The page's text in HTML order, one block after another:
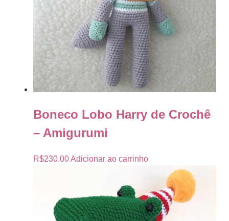
Boneco Lobo Harry de Crochê
– Amigurumi
R$230.00Adicionar ao carrinho